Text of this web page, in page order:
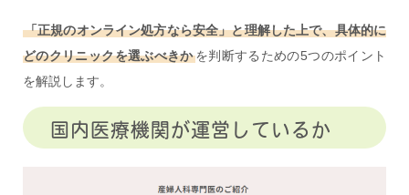
「正規のオンライン処方なら安全」と理解した上で、具体的に
どのクリニックを選ぶべきかを判断するための5つのポイント
を解説します。
国内医療機関が運営しているか